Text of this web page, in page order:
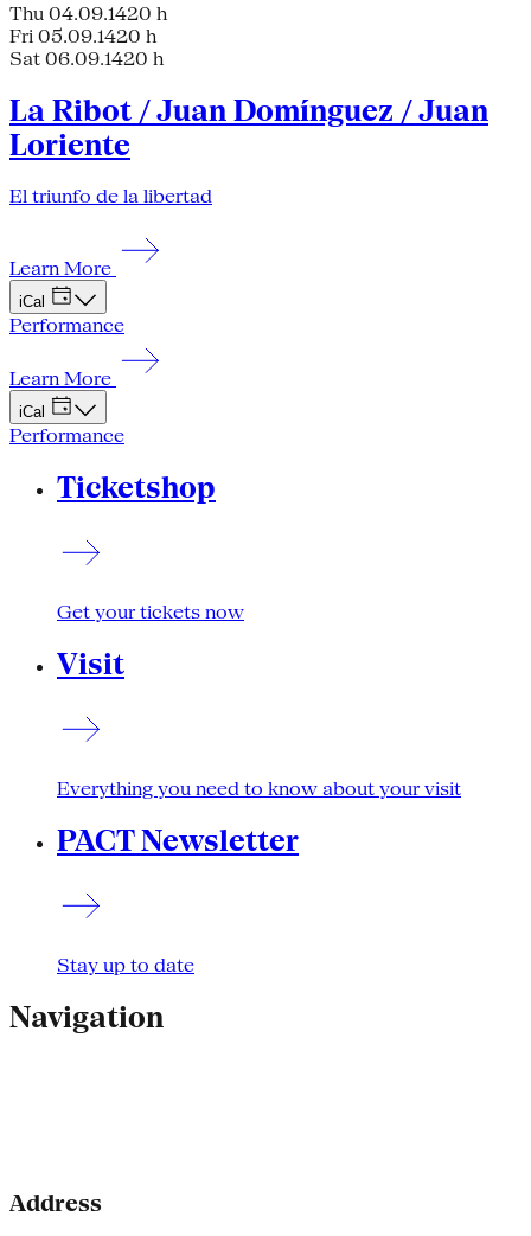
Thu 04.09.1420 h
Fri 05.09.1420 h
Sat 06.09.1420 h
La Ribot / Juan Domínguez / Juan
Loriente
El triunfo de la libertad
Learn More
iCal
Performance
Learn More
iCal
Performance
Ticketshop
Get your tickets now
Visit
Everything you need to know about your visit
PACT Newsletter
Stay up to date
Navigation
Address